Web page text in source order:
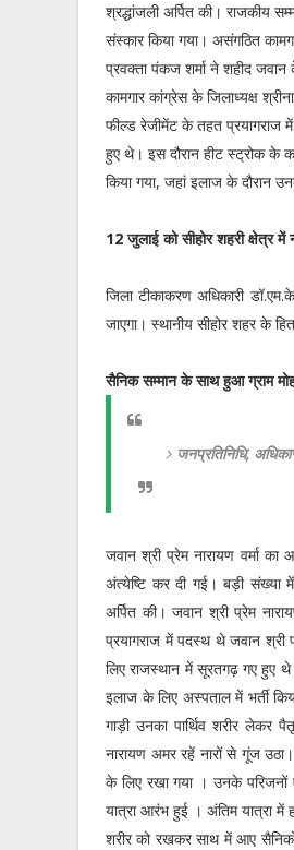
श्रद्धांजली अर्पित की। राजकीय
संस्कार किया गया। असंगठित
प्रवक्ता पंकज शर्मा ने शहीद
कामगार कांग्रेस के जिलाध्यक्ष
फील्ड रेजीमेंट के तहत प्रयागराज
हुए थे। इस दौरान हीट स्ट्रोक के
किया गया, जहां इलाज के दौरान
12 जुलाई को सीहोर शहरी क्षेत्र में
जिला टीकाकरण अधिकारी
जाएगा। स्थानीय सीहोर शहर के
सैनिक सम्मान के साथ हुआ ग्राम
जनप्रतिनिधि,
जवान श्री प्रेम नारायण वर्मा
अंत्येष्टि कर दी गई। बड़ी संख्या
अर्पित की। जवान श्री प्रेम
प्रयागराज में पदस्थ थे जवान श्री
लिए राजस्थान में सूरतगढ़ गए हुए
इलाज के लिए अस्पताल में भर्ती
गाड़ी उनका पार्थिव शरीर लेकर
नारायण अमर रहें नारों से गूंज
के लिए रखा गया । उनके परिजनों
यात्रा आरंभ हुई । अंतिम यात्रा में
शरीर को रखकर साथ में आए सैनिकों